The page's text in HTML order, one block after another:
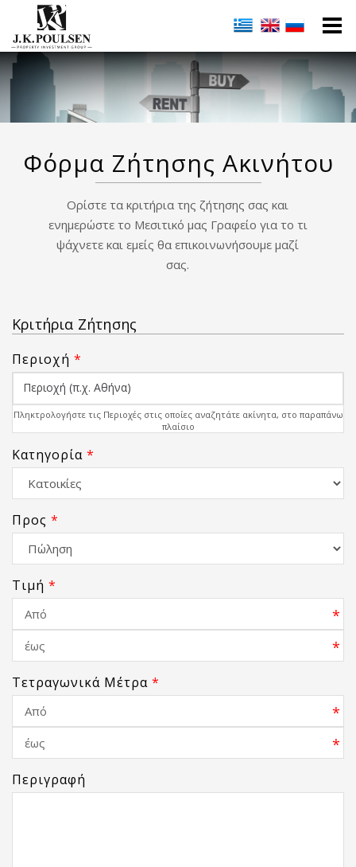
Φόρμα Ζήτησης Ακινήτου
Ορίστε τα κριτήρια της ζήτησης σας και
ενημερώστε το Μεσιτικό μας Γραφείο για το τι
ψάχνετε και εμείς θα επικοινωνήσουμε μαζί
σας.
Κριτήρια Ζήτησης
Περιοχή *
Πληκτρολογήστε τις Περιοχές στις οποίες αναζητάτε ακίνητα, στο παραπάνω
πλαίσιο
Κατηγορία *
Προς *
Τιμή *
*
*
Τετραγωνικά Μέτρα *
*
*
Περιγραφή